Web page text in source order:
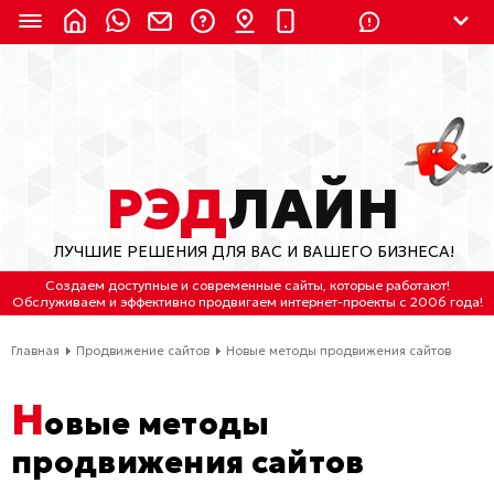
(с 2:30 до 11:30 по
Бесплатно по России
(4212) 658-653
(4212) 637-673
Отдельный вход \ Левый торец здания
info@lred.ru
РЭДЛАЙН
ЛУЧШИЕ РЕШЕНИЯ ДЛЯ ВАС И ВАШЕГО БИЗНЕСА!
Создаем доступные и современные сайты, которые работают!
Обслуживаем и эффективно продвигаем интернет-проекты с 2006 года!
Главная Продвижение сайтов Новые методы продвижения сайтов
Новые методы
продвижения сайтов